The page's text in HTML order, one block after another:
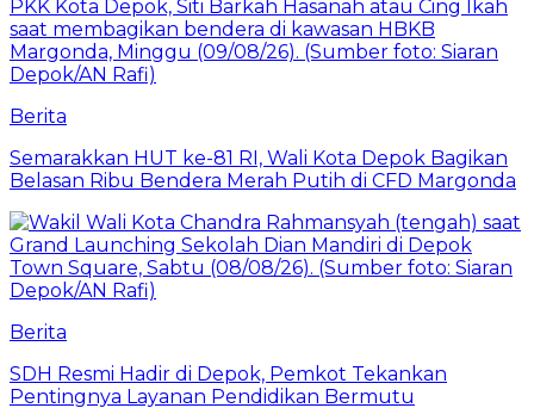
Berita
Semarakkan HUT ke-81 RI, Wali Kota Depok Bagikan
Belasan Ribu Bendera Merah Putih di CFD Margonda
Berita
SDH Resmi Hadir di Depok, Pemkot Tekankan
Pentingnya Layanan Pendidikan Bermutu